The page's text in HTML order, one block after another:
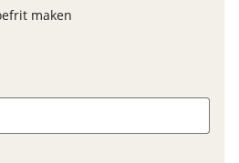
maken